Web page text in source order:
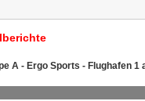
A - Ergo Sports - Flughafen 1